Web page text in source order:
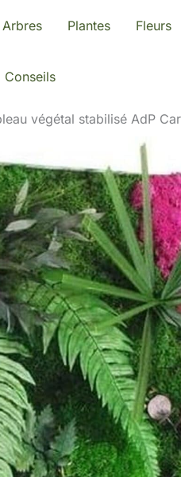
Arbres Plantes Fleurs
Conseils
végétal stabilisé AdP